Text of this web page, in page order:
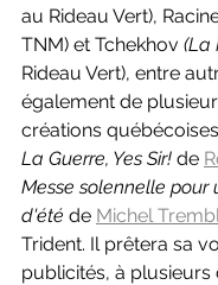
au Rideau Vert),
TNM) et Tchekhov (La
Rideau Vert), entre
également de
créations
La Guerre, Yes Sir! de
Messe solennelle pour
d'été de Michel
Trident. Il prêtera sa
publicités, à plusieurs